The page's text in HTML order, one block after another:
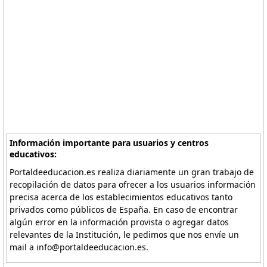
Información importante para usuarios y centros
educativos:
Portaldeeducacion.es realiza diariamente un gran trabajo de
recopilación de datos para ofrecer a los usuarios información
precisa acerca de los establecimientos educativos tanto
privados como públicos de España. En caso de encontrar
algún error en la información provista o agregar datos
relevantes de la Institución, le pedimos que nos envíe un
mail a info@portaldeeducacion.es.